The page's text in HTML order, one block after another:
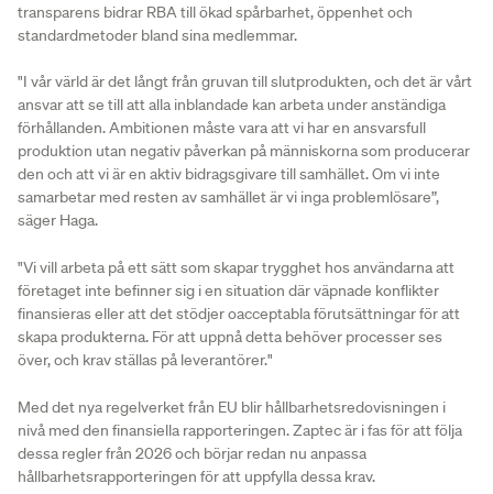
transparens bidrar RBA till ökad spårbarhet, öppenhet och
standardmetoder bland sina medlemmar.
"I vår värld är det långt från gruvan till slutprodukten, och det är vårt
ansvar att se till att alla inblandade kan arbeta under anständiga
förhållanden. Ambitionen måste vara att vi har en ansvarsfull
produktion utan negativ påverkan på människorna som producerar
den och att vi är en aktiv bidragsgivare till samhället. Om vi inte
samarbetar med resten av samhället är vi inga problemlösare”,
säger Haga.
"Vi vill arbeta på ett sätt som skapar trygghet hos användarna att
företaget inte befinner sig i en situation där väpnade konflikter
finansieras eller att det stödjer oacceptabla förutsättningar för att
skapa produkterna. För att uppnå detta behöver processer ses
över, och krav ställas på leverantörer."
Med det nya regelverket från EU blir hållbarhetsredovisningen i
nivå med den finansiella rapporteringen. Zaptec är i fas för att följa
dessa regler från 2026 och börjar redan nu anpassa
hållbarhetsrapporteringen för att uppfylla dessa krav.